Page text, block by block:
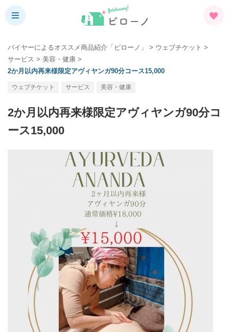
バイヤーによるオススメ商品紹介「ビローノ」 > ウェブチケット >
サービス > 美容・健康 >
2か月以内再来様限定アヴィヤンガ90分コース15,000
ウェブチケット サービス 美容・健康
2か月以内再来様限定アヴィヤンガ90分コ
ース15,000